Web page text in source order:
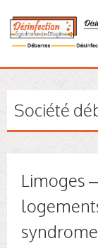
Société
Limoges